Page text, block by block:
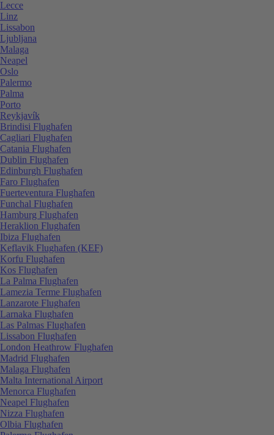
Lecce
Linz
Lissabon
Ljubljana
Malaga
Neapel
Oslo
Palermo
Palma
Porto
Reykjavík
Brindisi Flughafen
Cagliari Flughafen
Catania Flughafen
Dublin Flughafen
Edinburgh Flughafen
Faro Flughafen
Fuerteventura Flughafen
Funchal Flughafen
Hamburg Flughafen
Heraklion Flughafen
Ibiza Flughafen
Keflavik Flughafen (KEF)
Korfu Flughafen
Kos Flughafen
La Palma Flughafen
Lamezia Terme Flughafen
Lanzarote Flughafen
Larnaka Flughafen
Las Palmas Flughafen
Lissabon Flughafen
London Heathrow Flughafen
Madrid Flughafen
Malaga Flughafen
Malta International Airport
Menorca Flughafen
Neapel Flughafen
Nizza Flughafen
Olbia Flughafen